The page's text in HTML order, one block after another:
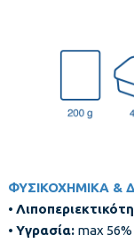
ΦΥΣΙΚΟΧΗΜΙΚΑ &
•
• Υγρασία: max 56%